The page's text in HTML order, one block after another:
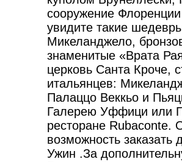
сооружение
увидите такие
Микеланджело,
знаменитые «Врата
церковь Санта Кроче,
итальянцев:
Палаццо Веккьо и
Галерею Уффици или
ресторане
возможность заказать
Ужин .За